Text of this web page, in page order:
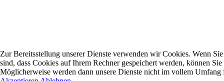
Zur Bereitsstellung unserer Dienste verwenden wir Cookies. Wenn
sind, dass Cookies auf Ihrem Rechner gespeichert werden, können Sie
Möglicherweise werden dann unsere Dienste nicht im vollem